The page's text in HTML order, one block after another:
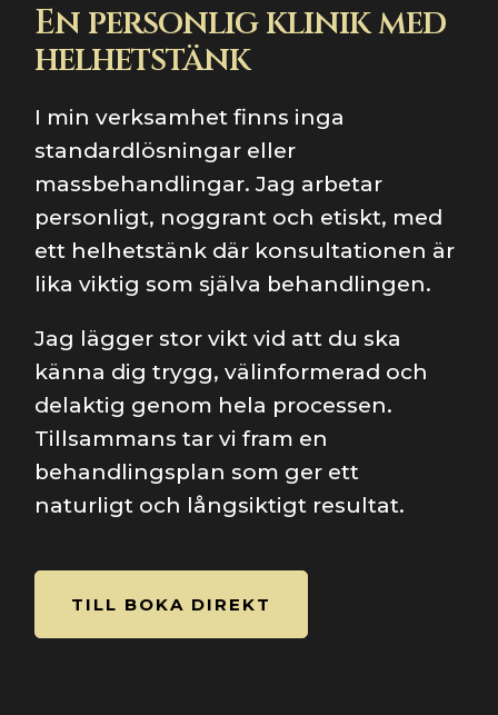
En personlig klinik med
helhetstänk
I min verksamhet finns inga
standardlösningar eller
massbehandlingar. Jag arbetar
personligt, noggrant och etiskt, med
ett helhetstänk där konsultationen är
lika viktig som själva behandlingen.
Jag lägger stor vikt vid att du ska
känna dig trygg, välinformerad och
delaktig genom hela processen.
Tillsammans tar vi fram en
behandlingsplan som ger ett
naturligt och långsiktigt resultat.
TILL BOKA DIREKT